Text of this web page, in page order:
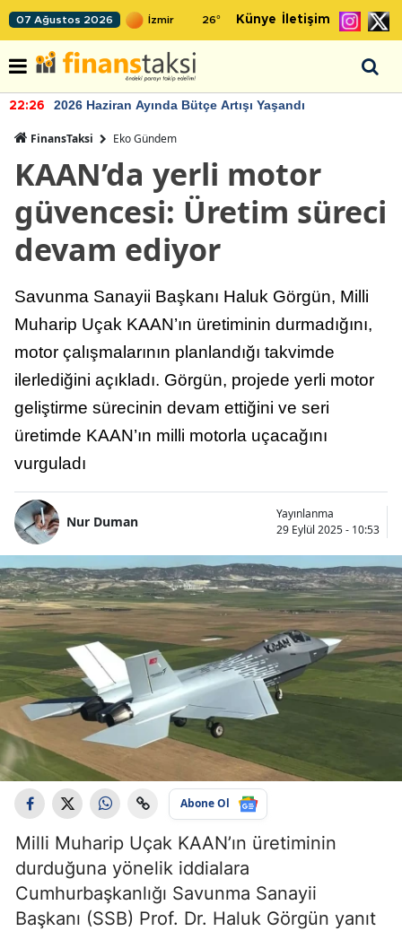
07 Ağustos 2026 26° Künye İletişim
22:26 2026 Haziran Ayında Bütçe Artışı Yaşandı
FinansTaksi Eko Gündem
KAAN’da yerli motor
güvencesi: Üretim süreci
devam ediyor
Savunma Sanayii Başkanı Haluk Görgün, Milli
Muharip Uçak KAAN’ın üretiminin durmadığını,
motor çalışmalarının planlandığı takvimde
ilerlediğini açıkladı. Görgün, projede yerli motor
geliştirme sürecinin devam ettiğini ve seri
üretimde KAAN’ın milli motorla uçacağını
vurguladı
Nur Duman
Yayınlanma
29 Eylül 2025 - 10:53
Abone Ol
Milli Muharip Uçak KAAN’ın üretiminin
durduğuna yönelik iddialara
Cumhurbaşkanlığı Savunma Sanayii
Başkanı (SSB) Prof. Dr. Haluk Görgün yanıt